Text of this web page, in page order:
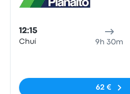
12:15
Chuí 9h 30m
62 €